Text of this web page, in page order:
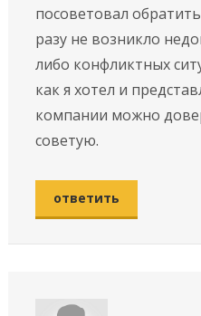
посоветовал
разу не возникло
либо конфликтных
как я хотел и
компании можно
советую.
ответить